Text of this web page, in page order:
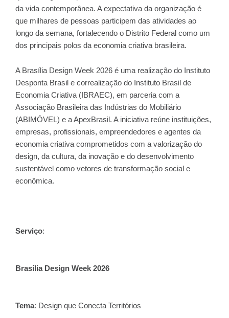
da vida contemporânea. A expectativa da organização é
que milhares de pessoas participem das atividades ao
longo da semana, fortalecendo o Distrito Federal como um
dos principais polos da economia criativa brasileira.
A Brasília Design Week 2026 é uma realização do Instituto
Desponta Brasil e correalização do Instituto Brasil de
Economia Criativa (IBRAEC), em parceria com a
Associação Brasileira das Indústrias do Mobiliário
(ABIMÓVEL) e a ApexBrasil. A iniciativa reúne instituições,
empresas, profissionais, empreendedores e agentes da
economia criativa comprometidos com a valorização do
design, da cultura, da inovação e do desenvolvimento
sustentável como vetores de transformação social e
econômica.
Serviço:
Brasília Design Week 2026
Tema: Design que Conecta Territórios